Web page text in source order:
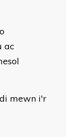
ac
mewn i'r